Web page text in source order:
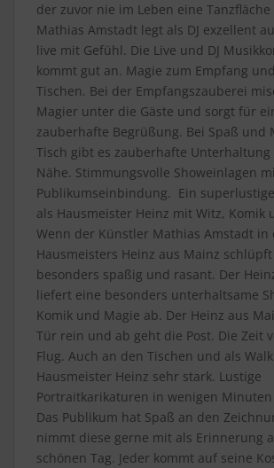
der zuvor nie im Leben eine Tanzfläche
Mathias Amstadt legt als DJ exzellent
live mit Gefühl. Die Live und DJ
kommt gut an. Magie zum Empfang
Tischen. Bei der Empfangszauberei
Magier unter die Gäste und sorgt für
zauberhafte Begrüßung. Bei Spaß und
Tisch gibt es zauberhafte Unterhaltung
Nähe. Stimmungsvolle Showeinlagen
Publikumseinbindung. Ein
als Hausmeister Heinz mit Witz, Komik
Wenn der Künstler Mathias Amstadt in
Hausmeisters Heinz aus Mainz
besonders spaßig und rasant. Der
liefert eine besonders unterhaltsame
Komik und Magie ab. Der Heinz aus
Tür rein und ab geht die Post. Die Zeit
Flug. Auch an den Tischen und als
Hausmeister Heinz sehr stark. Lustige
Portraitkarikaturen in wenigen Minuten
Das Publikum hat Spaß an den
nimmt diese gerne mit als Erinnerung
schönen Tag. Jeder kommt auf seine